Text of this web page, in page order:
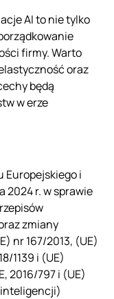
AI to nie tylko
firmy. Warto
oraz
będą
w erze
Europejskiego i
2024 r. w sprawie
zmiany
nr 167/2013, (UE)
1139 i (UE)
2016/797 i (UE)